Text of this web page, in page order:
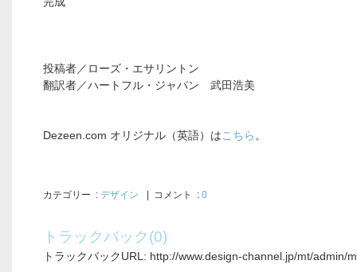
投稿者／ローズ・エサリントン
翻訳者／ハートフル・ジャパン 武田浩美
Dezeen.com オリジナル（英語）はこちら 。
カテゴリー : デザイン | コメント : 0
トラックバック(0)
トラックバックURL: http://www.design-channel.jp/mt/admin/